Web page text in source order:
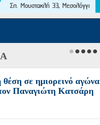
σε ημιορεινό αγώνα
Παναγιώτη Κατσάρη